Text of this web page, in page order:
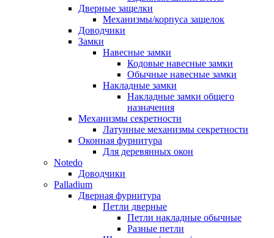
Дверные защелки
Механизмы/корпуса защелок
Доводчики
Замки
Навесные замки
Кодовые навесные замки
Обычные навесные замки
Накладные замки
Накладные замки общего
назначения
Механизмы секретности
Латунные механизмы секретности
Оконная фурнитура
Для деревянных окон
Notedo
Доводчики
Palladium
Дверная фурнитура
Петли дверные
Петли накладные обычные
Разные петли